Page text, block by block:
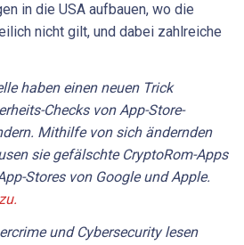
in die USA aufbauen, wo die
nicht gilt, und dabei zahlreiche
haben einen neuen Trick
Checks von App-Store-
Mithilfe von sich ändernden
sie gefälschte CryptoRom-Apps
Stores von Google und Apple.
und Cybersecurity lesen